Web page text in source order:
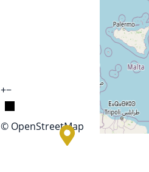
+−
© OpenStreetMap